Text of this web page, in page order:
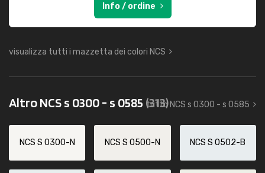
Info / ordine
visualizza tutti i mazzetta dei colori NCS
Altro NCS s 0300 - s 0585 (313)
tutto NCS s 0300 - s 0585
NCS S 0300-N NCS S 0500-N NCS S 0502-B